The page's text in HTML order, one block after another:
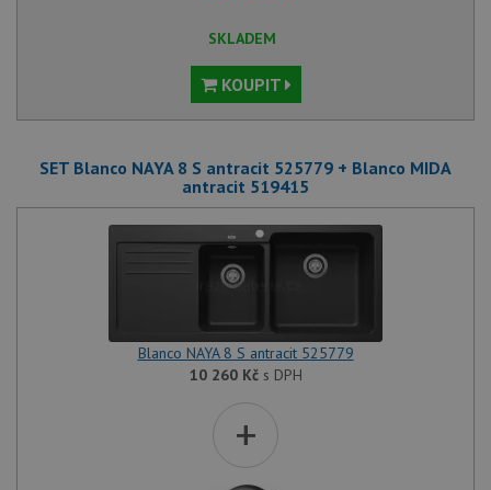
SKLADEM
KOUPIT
SET Blanco NAYA 8 S antracit 525779 + Blanco MIDA
antracit 519415
Blanco NAYA 8 S antracit 525779
10 260 Kčs DPH
+